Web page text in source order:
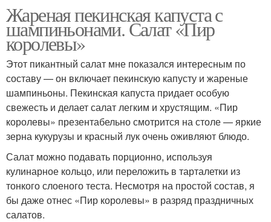
Жареная пекинская капуста с
шампиньонами. Салат «Пир
королевы»
Этот пикантный салат мне показался интересным по
составу — он включает пекинскую капусту и жареные
шампиньоны. Пекинская капуста придает особую
свежесть и делает салат легким и хрустящим. «Пир
королевы» презентабельно смотрится на столе — яркие
зерна кукурузы и красный лук очень оживляют блюдо.
Салат можно подавать порционно, используя
кулинарное кольцо, или переложить в тарталетки из
тонкого слоеного теста. Несмотря на простой состав, я
бы даже отнес «Пир королевы» в разряд праздничных
салатов.